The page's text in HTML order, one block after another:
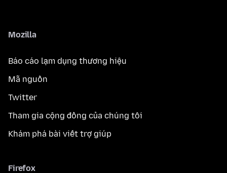
Mozilla
Báo cáo lạm dụng thương hiệu
Mã nguồn
Twitter
Tham gia cộng đồng của chúng tôi
Khám phá bài viết trợ giúp
Firefox